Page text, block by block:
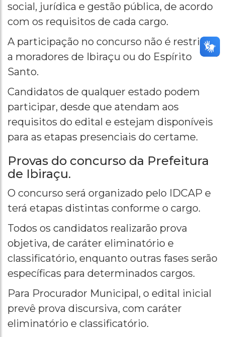
social, jurídica e gestão pública, de acordo
com os requisitos de cada cargo.
A participação no concurso não é restrita
a moradores de Ibiraçu ou do Espírito
Santo.
Candidatos de qualquer estado podem
participar, desde que atendam aos
requisitos do edital e estejam disponíveis
para as etapas presenciais do certame.
Provas do concurso da Prefeitura
de Ibiraçu.
O concurso será organizado pelo IDCAP e
terá etapas distintas conforme o cargo.
Todos os candidatos realizarão prova
objetiva, de caráter eliminatório e
classificatório, enquanto outras fases serão
específicas para determinados cargos.
Para Procurador Municipal, o edital inicial
prevê prova discursiva, com caráter
eliminatório e classificatório.